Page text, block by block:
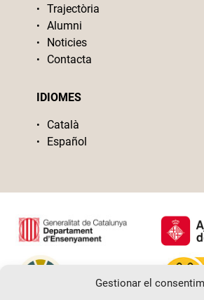
Gestionar el
Trajectòria
Alumni
Noticies
Contacta
IDIOMES
Català
Español